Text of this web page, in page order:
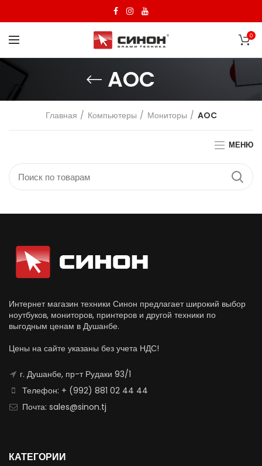
0
AOC
Главная Компьютеры Мониторы AOC
МЕНЮ
Интернет магазин техники Синон предлагает широкий выбор
ноутбуков, мониторов, принтеров и другой техники по
выгодным ценам в Душанбе.
Цены на сайте указаны без учета НДС!
г. Душанбе, пр-т Рудаки 93/1
Телефон: + (992) 881 02 44 44
Почта: sales@sinon.tj
КАТЕГОРИИ